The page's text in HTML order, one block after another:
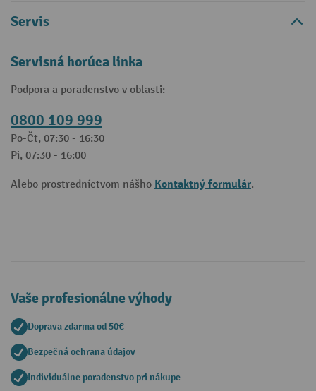
Servis
Servisná horúca linka
Podpora a poradenstvo v oblasti:
0800 109 999
Po-Čt, 07:30 - 16:30
Pi, 07:30 - 16:00
Alebo prostredníctvom nášho Kontaktný formulár.
Vaše profesionálne výhody
Doprava zdarma od 50€
Bezpečná ochrana údajov
Individuálne poradenstvo pri nákupe